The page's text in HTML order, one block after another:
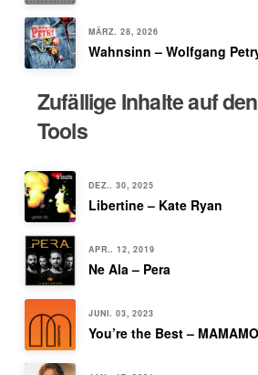
MÄRZ. 28, 2026
Wahnsinn – Wolfgang
Zufällige Inhalte auf
Tools
DEZ.. 30, 2025
Libertine – Kate Ryan
APR.. 12, 2019
Ne Ala – Pera
JUNI. 03, 2023
You’re the Best –